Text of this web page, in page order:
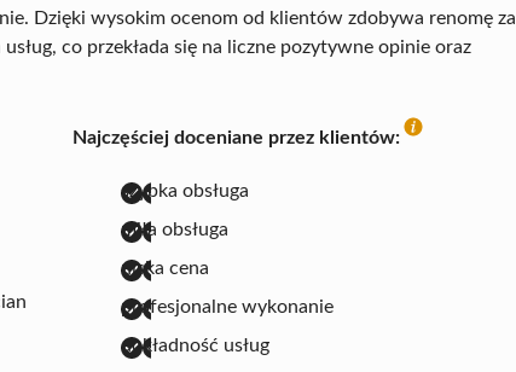
Dzięki wysokim ocenom od klientów zdobywa renomę za
co przekłada się na liczne pozytywne opinie oraz
Najczęściej doceniane przez klientów:
szybka obsługa
miła obsługa
niska cena
profesjonalne wykonanie
dokładność usług